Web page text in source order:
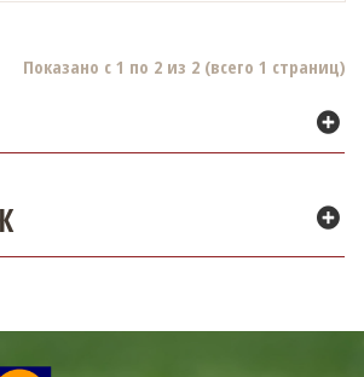
Показано с 1 по 2 из 2 (всего 1 страниц)